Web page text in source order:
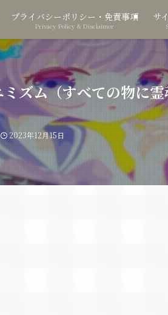
プライバシーポリシー・免責事項
Privacy Policy & Disclaimer
サ
ズム（すべての物に
2023年12月15日